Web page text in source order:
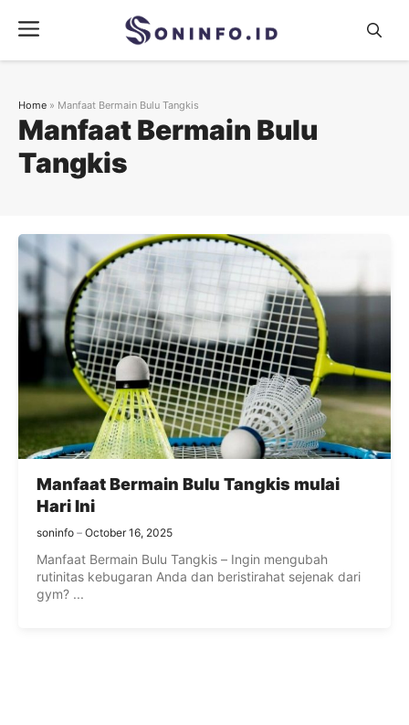
content
Menu
Manfaat Bermain Bulu
Tangkis
Home » Manfaat Bermain Bulu Tangkis
Manfaat Bermain Bulu Tangkis mulai
Hari Ini
soninfo October 16, 2025
Manfaat Bermain Bulu Tangkis – Ingin mengubah
rutinitas kebugaran Anda dan beristirahat sejenak dari
gym? ...